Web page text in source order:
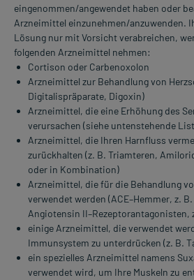
eingenommen/angewendet haben oder
Arzneimittel einzunehmen/anzuwenden.
Lösung nur mit Vorsicht verabreichen,
folgenden Arzneimittel nehmen:
Cortison oder Carbenoxolon
Arzneimittel zur Behandlung von
Digitalispräparate, Digoxin)
Arzneimittel, die eine Erhöhung des
verursachen (siehe untenstehende
Arzneimittel, die Ihren Harnfluss
zurückhalten (z. B. Triamteren,
oder in Kombination)
Arzneimittel, die für die Behandlung
verwendet werden (ACE–Hemmer, z.
Angiotensin II–Rezeptorantagonisten,
einige Arzneimittel, die verwendet
Immunsystem zu unterdrücken (z. B.
ein spezielles Arzneimittel namens
verwendet wird, um Ihre Muskeln zu